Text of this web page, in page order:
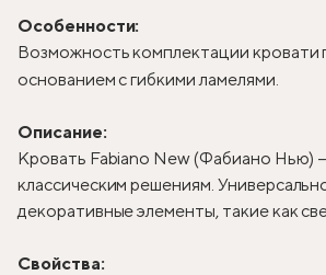
Особенности:
Возможность комплектации
основанием с гибкими ламелями.
Описание:
Кровать Fabiano New (Фабиано Нью)
классическим решениям.
декоративные элементы, такие как
Свойства: